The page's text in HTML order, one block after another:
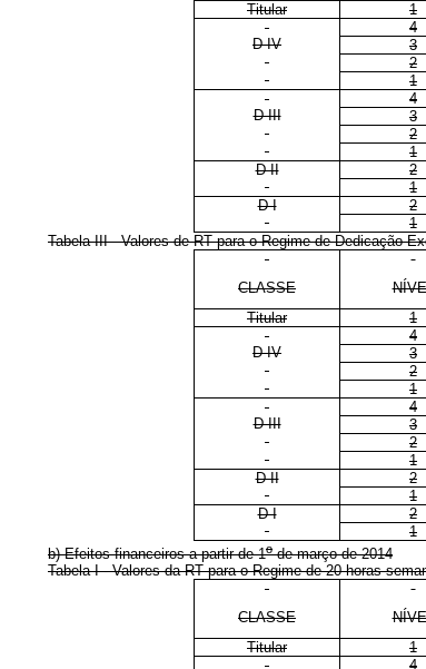
Titular
1
4
D IV
3
2
1
4
D III
3
2
1
D II
2
1
D I
2
1
Tabela III - Valores de RT para o Regime de Dedicação
CLASSE
Titular
1
4
D IV
3
2
1
4
D III
3
2
1
D II
2
1
D I
2
1
b) Efeitos financeiros a partir de 1ode março de 2014
Tabela I - Valores da RT para o Regime de 20 horas
CLASSE
Titular
1
4